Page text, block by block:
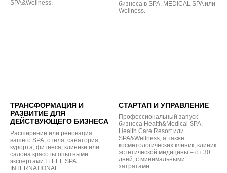
SPA&Wellness.
бизнеса в SPA, MEDICAL SPA или
Wellness.
ТРАНСФОРМАЦИЯ И
РАЗВИТИЕ ДЛЯ
ДЕЙСТВУЮЩЕГО БИЗНЕСА
Расширение или реновация
вашего SPA, отеля, санатория,
курорта, фитнеса, клиники или
салона красоты опытными
экспертами I FEEL SPA
INTERNATIONAL.
СТАРТАП И УПРАВЛЕНИЕ
Профессиональный запуск
бизнеса Health&Medical SPA,
Health Care Resort или
SPA&Wellness, а также
косметологических клиник, клиник
эстетической медицины – от 30
дней, с минимальными
затратами.